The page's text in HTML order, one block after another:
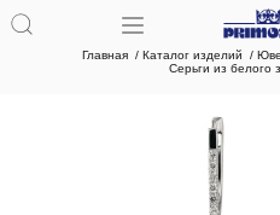
Главная Каталог изделий
Серьги из белого